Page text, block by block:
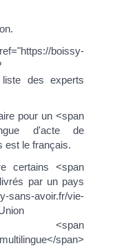
boissy-
des experts
pour un <span
d'acte de
est le français.
certains <span
par un pays
avoir.fr/vie-
<span
span>